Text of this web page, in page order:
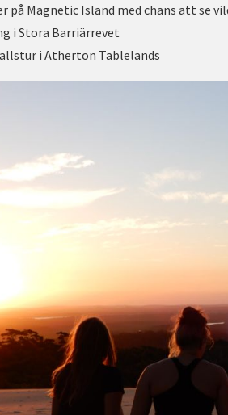
på Magnetic Island med chans att se
i Stora Barriärrevet
i Atherton Tablelands